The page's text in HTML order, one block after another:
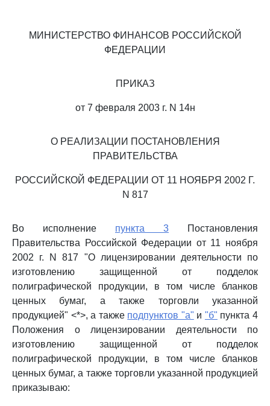
МИНИСТЕРСТВО ФИНАНСОВ РОССИЙСКОЙ
ФЕДЕРАЦИИ
ПРИКАЗ
от 7 февраля 2003 г. N 14н
О РЕАЛИЗАЦИИ ПОСТАНОВЛЕНИЯ
ПРАВИТЕЛЬСТВА
РОССИЙСКОЙ ФЕДЕРАЦИИ ОТ 11 НОЯБРЯ 2002 Г.
N 817
Во исполнение пункта 3 Постановления
Правительства Российской Федерации от 11 ноября
2002 г. N 817 "О лицензировании деятельности по
изготовлению защищенной от подделок
полиграфической продукции, в том числе бланков
ценных бумаг, а также торговли указанной
продукцией" <*>, а также подпунктов "а" и "б" пункта 4
Положения о лицензировании деятельности по
изготовлению защищенной от подделок
полиграфической продукции, в том числе бланков
ценных бумаг, а также торговли указанной продукцией
приказываю: